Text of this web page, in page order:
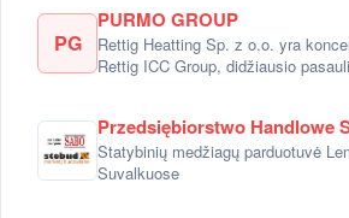
PG
PURMO GROUP
Rettig Heatting Sp. z o.o. yra
Rettig ICC Group, didžiausio
Przedsiębiorstwo Handlowe
Statybinių medžiagų parduotuvė
Suvalkuose